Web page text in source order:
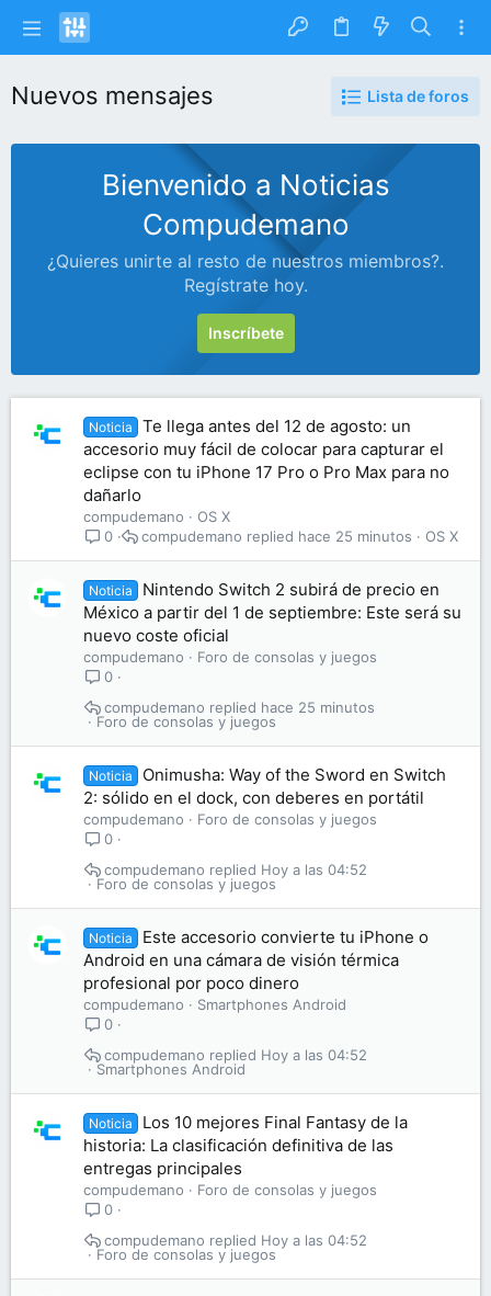
Nuevos mensajes Lista de foros
Bienvenido a Noticias
Compudemano
¿Quieres unirte al resto de nuestros miembros?.
Regístrate hoy.
Inscríbete
Noticia
Te llega antes del 12 de agosto: un
accesorio muy fácil de colocar para capturar el
eclipse con tu iPhone 17 Pro o Pro Max para no
dañarlo
compudemano
OS X
0
OS X
hace 25 minutos
compudemano
Noticia
Nintendo Switch 2 subirá de precio en
México a partir del 1 de septiembre: Este será su
nuevo coste oficial
compudemano
Foro de consolas y juegos
0
Foro de consolas y juegos
hace 25 minutos
compudemano
Noticia
Onimusha: Way of the Sword en Switch
2: sólido en el dock, con deberes en portátil
compudemano
Foro de consolas y juegos
0
Foro de consolas y juegos
Hoy a las 04:52
compudemano
Noticia
Este accesorio convierte tu iPhone o
Android en una cámara de visión térmica
profesional por poco dinero
compudemano
Smartphones Android
0
Smartphones Android
Hoy a las 04:52
compudemano
Noticia
Los 10 mejores Final Fantasy de la
historia: La clasificación definitiva de las
entregas principales
compudemano
Foro de consolas y juegos
0
Foro de consolas y juegos
Hoy a las 04:52
compudemano